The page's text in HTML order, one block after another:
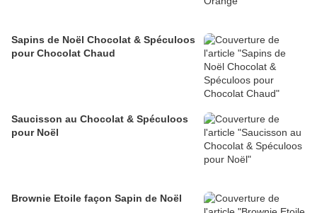
Sapins de Noël Chocolat & Spéculoos
pour Chocolat Chaud
Saucisson au Chocolat & Spéculoos
pour Noël
Brownie Etoile façon Sapin de Noël